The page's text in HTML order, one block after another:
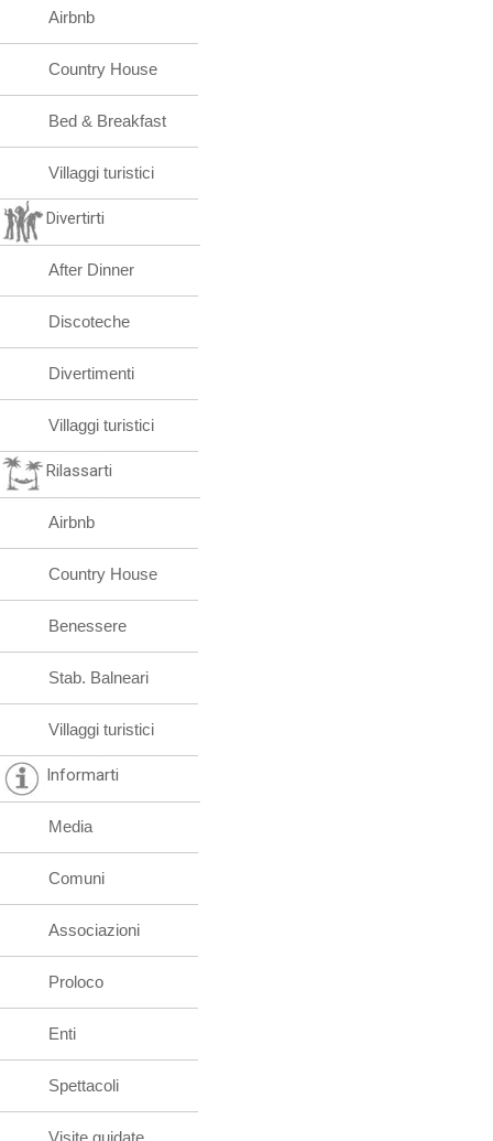
Airbnb
Country House
Bed & Breakfast
Villaggi turistici
Divertirti
After Dinner
Discoteche
Divertimenti
Villaggi turistici
Rilassarti
Airbnb
Country House
Benessere
Stab. Balneari
Villaggi turistici
Informarti
Media
Comuni
Associazioni
Proloco
Enti
Spettacoli
Visite guidate